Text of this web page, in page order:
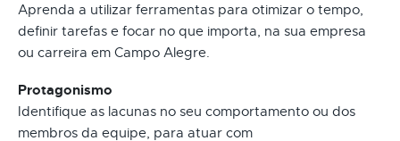
Aprenda a utilizar ferramentas para otimizar o tempo,
definir tarefas e focar no que importa, na sua empresa
ou carreira em Campo Alegre.
Protagonismo
Identifique as lacunas no seu comportamento ou dos
membros da equipe, para atuar com